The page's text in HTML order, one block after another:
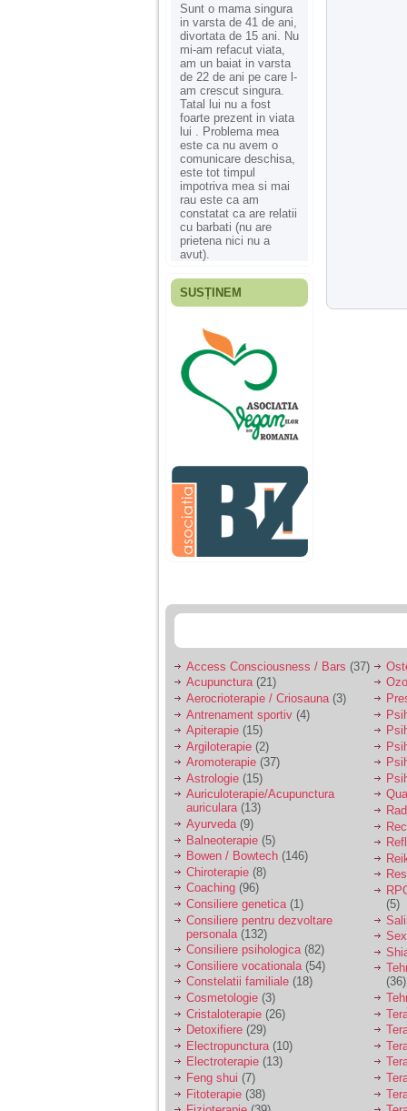
Sunt o mama singura
in varsta de 41 de ani,
divortata de 15 ani. Nu
mi-am refacut viata,
am un baiat in varsta
de 22 de ani pe care l-
am crescut singura.
Tatal lui nu a fost
foarte prezent in viata
lui . Problema mea
este ca nu avem o
comunicare deschisa,
este tot timpul
impotriva mea si mai
rau este ca am
constatat ca are relatii
cu barbati (nu are
prietena nici nu a
avut).
Fiica mea s-a nascut
ani, privind in urma
realizez cat de multe
greseli am facut in
educatia si cresterea
ei, am fost o mama
egoista, preocupata
de implinirea
profesionala, cand ea
era mica am neglijat-
agresiva, orice
greseala era taxata cu
o palma sau pedepse.
De 4 ani am o relatie
serioasa cu un barbat
sa se manifeste o
Ma aflu aici pentru ca
vreau sa stiu daca am
nevoie de un psiholog
sau psihiatru.
Sunt casatorita, am
31 de ani si un copil in
varsta de 2 ani care
mi-e lumina ochilor.
De ceva timp simt ca
mi s-a adunat
oboseala, o oboseala
cronica de care nu pot
scapa si simt ca din
cauza ei nu pot
controla nervii si
cateodata are copilul
de suferit.
Am o bariera peste
care nu pot trece:
prietena mea a ramas
insarcinata cu o fata.
Am fost de comun
acord sa facem un
copil, cu gandul ca e
baiat.
SUSȚINEM
Access Consciousness / Bars (37)
Acupunctura(21)
Aerocrioterapie / Criosauna (3)
Antrenament sportiv (4)
Apiterapie (15)
Argiloterapie (2)
Aromoterapie (37)
Astrologie (15)
Auriculoterapie/Acupunctura
auriculara(13)
Ayurveda(9)
Balneoterapie (5)
Bowen / Bowtech (146)
Chiroterapie (8)
Coaching (96)
Consiliere genetica(1)
Consiliere pentru dezvoltare
personala (132)
Consiliere psihologica(82)
Consiliere vocationala (54)
Constelatii familiale (18)
Cosmetologie (3)
Cristaloterapie (26)
Detoxifiere (29)
Electropunctura (10)
Electroterapie (13)
Feng shui (7)
Fitoterapie (38)
(5)
(36)